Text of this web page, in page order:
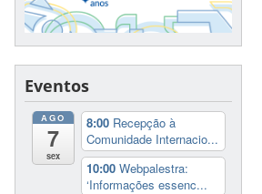
Eventos
AGO
7
sex
8:00 Recepção à
Comunidade Internacio...
10:00Webpalestra:
‘Informações essenc...